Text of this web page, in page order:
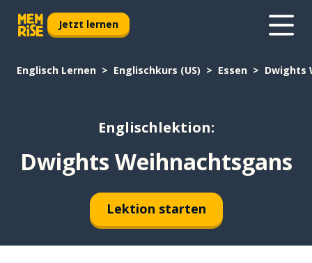
Jetzt lernen
Englisch Lernen Englischkurs (US) Essen Dwights
Englischlektion:
Dwights Weihnachtsgans
Lektion starten